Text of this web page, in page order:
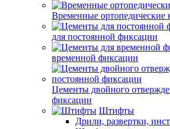
Временные ортопедические
для постоянной фиксации
временной фиксации
Цементы двойного
фиксации
Штифты
Дрили, развертки,